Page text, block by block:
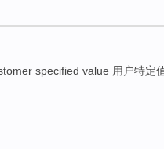
specified value 用户特定